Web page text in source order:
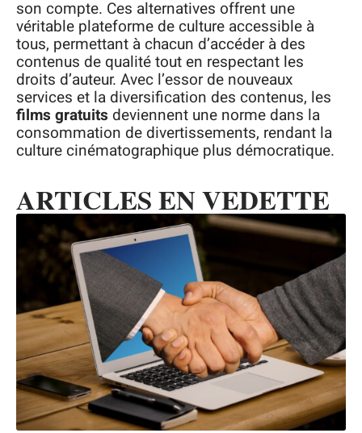
son compte. Ces alternatives offrent une
véritable plateforme de culture accessible à
tous, permettant à chacun d’accéder à des
contenus de qualité tout en respectant les
droits d’auteur. Avec l’essor de nouveaux
services et la diversification des contenus, les
films gratuits deviennent une norme dans la
consommation de divertissements, rendant la
culture cinématographique plus démocratique.
ARTICLES EN VEDETTE